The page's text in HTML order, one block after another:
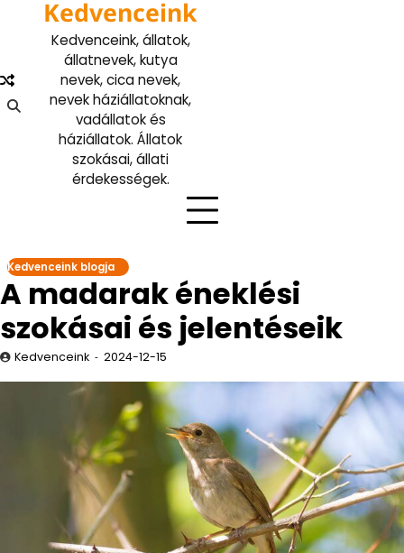
Kedvenceink
Kedvenceink, állatok,
állatnevek, kutya
nevek, cica nevek,
nevek háziállatoknak,
vadállatok és
háziállatok. Állatok
szokásai, állati
érdekességek.
Kedvenceink blogja
A madarak éneklési
szokásai és jelentéseik
Kedvenceink 2024-12-15